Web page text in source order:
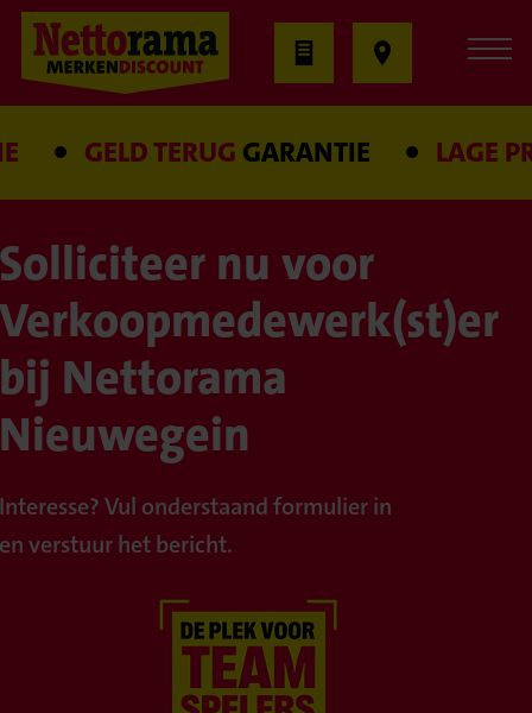
GELD TERUGGARANTIE LAGE
nu voor
Nettorama
Vul onderstaand formulier in
verstuur het bericht.